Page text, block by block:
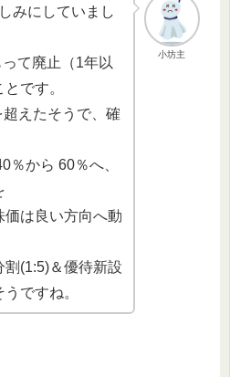
小坊主
みにしていまし
て廃止（1年以
です。
えたそうで、確
％から 60％へ、
は良い方向へ動
割(1:5)＆優待新設
ですね。